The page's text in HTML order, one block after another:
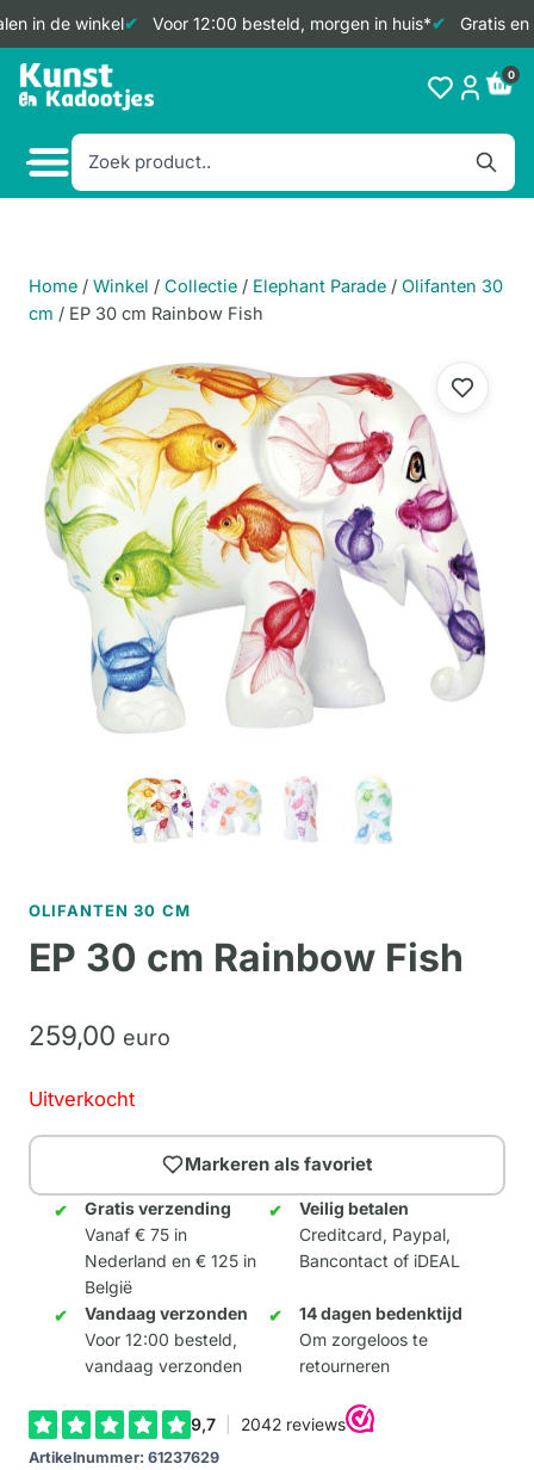
in de winkel Voor 12:00 besteld, morgen in huis* Gratis en
Doorgaan
naar
0
Home / Winkel / Collectie / Elephant Parade / Olifanten 30
cm / EP 30 cm Rainbow Fish
OLIFANTEN 30 CM
EP 30 cm Rainbow Fish
259,00 euro
Uitverkocht
Markeren als favoriet
Gratis verzending
Vanaf € 75 in
Nederland en € 125 in
België
Veilig betalen
Creditcard, Paypal,
Bancontact of iDEAL
Vandaag verzonden
Voor 12:00 besteld,
vandaag verzonden
14 dagen bedenktijd
Om zorgeloos te
retourneren
Artikelnummer: 61237629